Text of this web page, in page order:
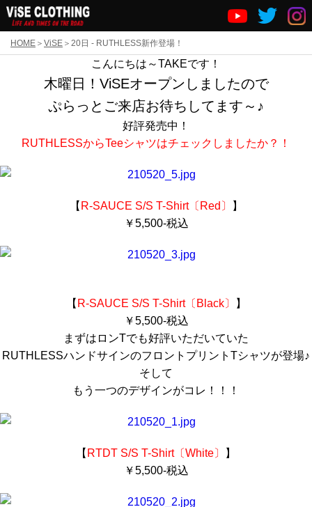
HOME ViSE 20日 - RUTHLESS新作登場！
こんにちは～TAKEです！
木曜日！ViSEオープンしましたので
ぷらっとご来店お待ちしてます～♪
好評発売中！
RUTHLESSからTeeシャツはチェックしましたか？！
【 R-SAUCE S/S T-Shirt〔Red〕
】
￥5,500-税込
【 R-SAUCE S/S T-Shirt〔Black〕
】
￥5,500-税込
まずはロンTでも好評いただいていた
RUTHLESSハンドサインのフロントプリントTシャツが登場♪
そして
もう一つのデザインがコレ！！！
【 RTDT S/S T-Shirt〔White〕
】
￥5,500-税込